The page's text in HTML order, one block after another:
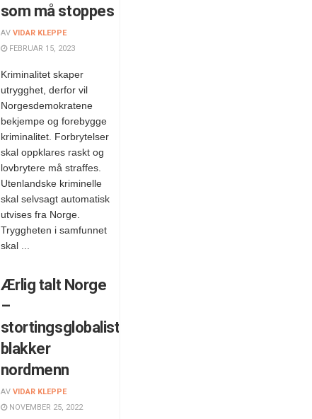
som må stoppes
AV VIDAR KLEPPE
FEBRUAR 15, 2023
Kriminalitet skaper
utrygghet, derfor vil
Norgesdemokratene
bekjempe og forebygge
kriminalitet. Forbrytelser
skal oppklares raskt og
lovbrytere må straffes.
Utenlandske kriminelle
skal selvsagt automatisk
utvises fra Norge.
Tryggheten i samfunnet
skal ...
Ærlig talt Norge
–
stortingsglobalistene
blakker
nordmenn
AV VIDAR KLEPPE
NOVEMBER 25, 2022